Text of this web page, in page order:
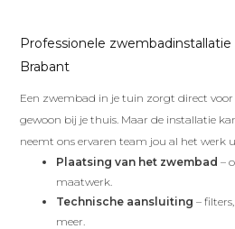
Professionele
Brabant
Een zwembad in je tuin zorgt direct voor
gewoon bij je thuis. Maar de installatie
neemt ons ervaren team jou al het werk
Plaatsing van het zwembad –
maatwerk.
Technische aansluiting –
meer.